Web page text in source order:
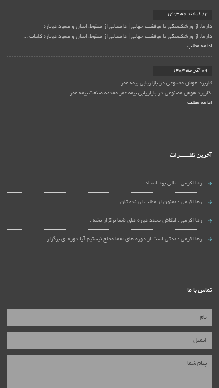
12 اسفند ماه 1403
دارما: از ورشکستگی تا موفقیت جهانی | داستانی از سقوط، ایمان و صعود دوباره
دارما: از ورشکستگی تا موفقیت جهانی | داستانی از سقوط، ایمان و صعود دوباره کلمات ...
ادامه مطلب
09 آذر ماه 1403
کاربرد هوش مصنوعی در بازاریابی بیمه عمر
کاربرد هوش مصنوعی در بازاریابی بیمه عمر مقدمه صنعت بیمه عمر ...
ادامه مطلب
آخرین نظـــــــرات
رها اکرمی :عالی بود استاد
رها اکرمی :ممنون از مطلب ارزنده تان
رها اکرمی : ایکاش مجدد دوره های شما برگزار بشه .
رها اکرمی :مدتی است از دوره های شما مطلع نیستیم.آیا دوره ای برگزار ...
تماس با ما